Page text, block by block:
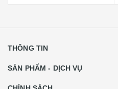
THÔNG TIN
SẢN PHẨM - DỊCH VỤ